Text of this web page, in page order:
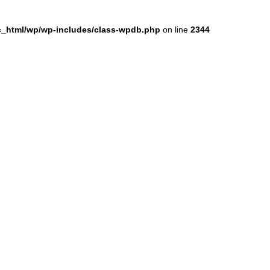
wp/wp-includes/class-wpdb.php on line 2344